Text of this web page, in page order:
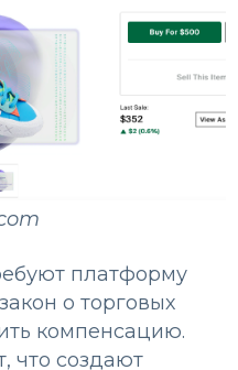
платформу
о торговых
компенсацию.
что создают